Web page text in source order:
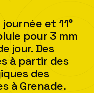
et 11°
pour 3mm
jour. Des
à partir des
des
à Grenade.